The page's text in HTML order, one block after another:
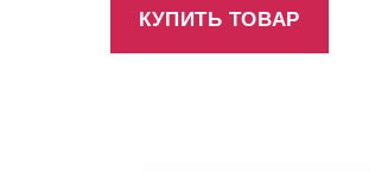
КУПИТЬ ТОВАР